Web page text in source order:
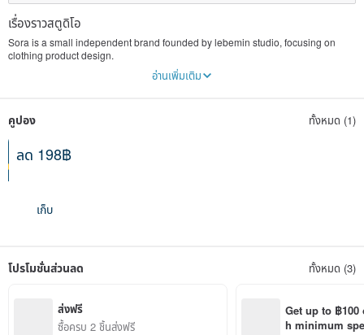
เรื่องราวสตูดิโอ
Sora is a small independent brand founded by lebemin studio, focusing on
clothing product design.
The product design is derived from nature, with simplicity, naturalness,
elegance and tranquility as the design concept.
Welcome to follow us on FB and feel free to communicate with us at any time.
FB: Sora Design Brand
:)
อ่านเพิ่มเติม
คูปอง ทั้งหมด (1)
ลด 198฿
เก็บ
โปรโมชั่นส่วนลด ทั้งหมด (3)
ส่งฟรี
ซื้อครบ 2 ชิ้นส่งฟรี
Get up to ฿
h minimum